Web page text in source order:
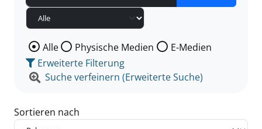
Wählen Sie die Medienart nach der Sie suchen wollen.
Alle Physische Medien
E-Medien
Erweiterte Filterung
Suche verfeinern (Erweiterte Suche)
Sortieren nach